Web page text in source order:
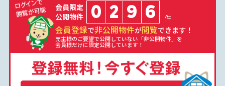
会員限定
公開物件
0 2 9 6 件
会員登録で非公開物件が閲覧できます！
売主様のご要望で公開していない「非公開物件」を
会員様だけに限定公開しています！